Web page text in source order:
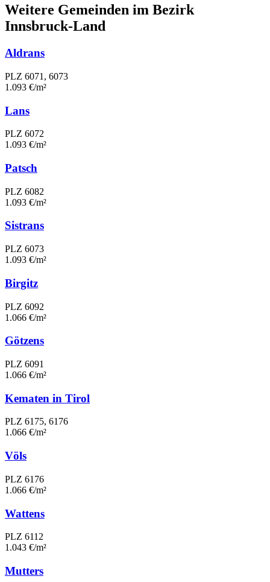
Weitere Gemeinden im Bezirk
Innsbruck-Land
Aldrans
PLZ 6071, 6073
1.093 €/m²
Lans
PLZ 6072
1.093 €/m²
Patsch
PLZ 6082
1.093 €/m²
Sistrans
PLZ 6073
1.093 €/m²
Birgitz
PLZ 6092
1.066 €/m²
Götzens
PLZ 6091
1.066 €/m²
Kematen in Tirol
PLZ 6175, 6176
1.066 €/m²
Völs
PLZ 6176
1.066 €/m²
Wattens
PLZ 6112
1.043 €/m²
Mutters